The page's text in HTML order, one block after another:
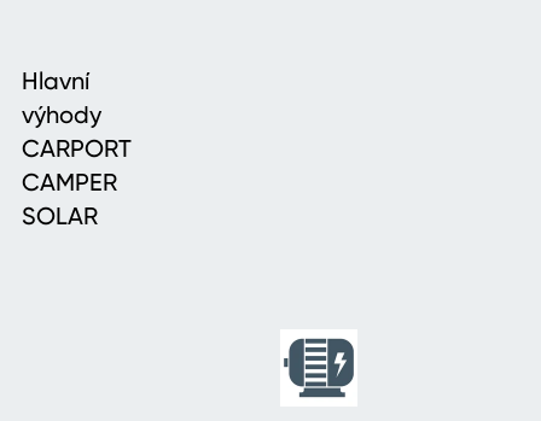
Hlavní
výhody
CARPORT
CAMPER
SOLAR